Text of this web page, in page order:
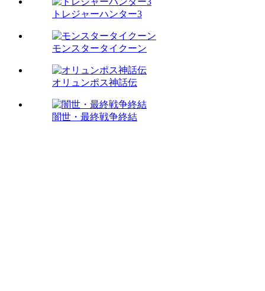
トレジャーハンター3
モンスタータイクーン
オリュンポス神話伝
闇世・最終戦争終結